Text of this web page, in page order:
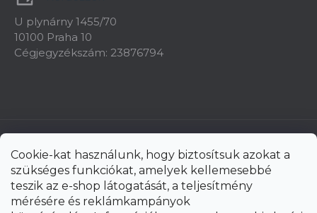
Cookie-kat használunk, hogy biztosítsuk azokat a
szükséges funkciókat, amelyek kellemesebbé
teszik az e-shop látogatását, a teljesítmény
mérésére és reklámkampányok
U plynárny 1455/70
10100 Praha 10
Cégjegyzékszám: 23876794